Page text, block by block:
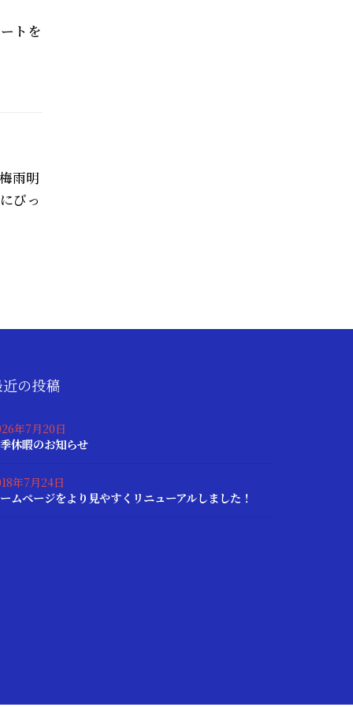
トを
雨明
びっ
の投稿
年7月20日
休暇のお知らせ
年7月24日
ムページをより見やすくリニューアルしました！